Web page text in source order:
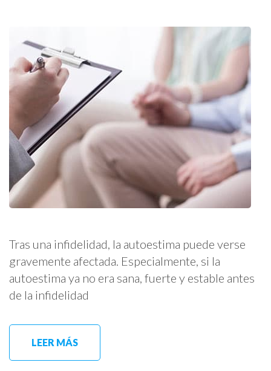
Tras una infidelidad, la autoestima puede verse
gravemente afectada. Especialmente, si la
autoestima ya no era sana, fuerte y estable antes
de la infidelidad
LEER MÁS